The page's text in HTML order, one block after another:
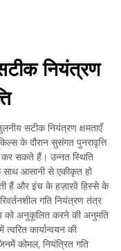
नियंत्रण
सटीक नियंत्रण क्षमताएँ
के दौरान सुसंगत पुनरावृत्ति
कर सकते हैं। उन्नत स्थिति
साथ आसानी से एकीकृत हो
हैं और इंच के हज़ारवें हिस्से के
गति नियंत्रण तंत्र
को अनुकूलित करने की अनुमति
कार्यान्वयन की
कोमल, नियंत्रित गति